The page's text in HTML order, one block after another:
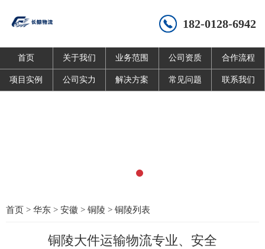
182-0128-6942
首页 关于我们 业务范围 公司资质 合作流程
项目实例 公司实力 解决方案 常见问题 联系我们
首页 > 华东 > 安徽 > 铜陵 > 铜陵列表
铜陵大件运输物流专业、安全